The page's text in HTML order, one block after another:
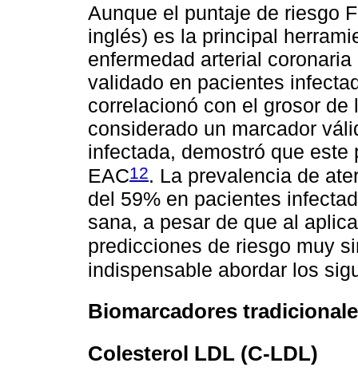
Aunque el puntaje de riesgo
inglés) es la principal
enfermedad arterial
validado en pacientes
correlacionó con el grosor
considerado un marcador
infectada, demostró que
EAC12. La prevalencia de
del 59% en pacientes
sana, a pesar de que al
predicciones de riesgo muy
indispensable abordar los
Biomarcadores
Colesterol LDL (C-LDL)